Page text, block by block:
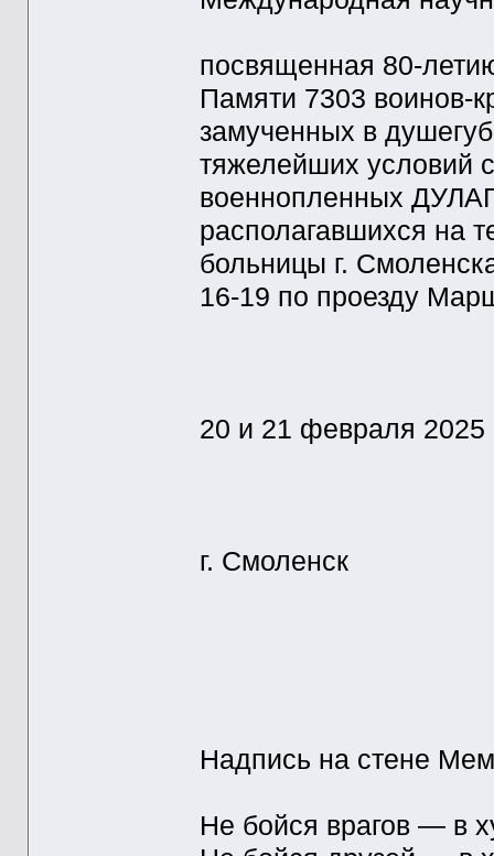
посвященная 80-
Памяти 7303 воинов-
замученных в
тяжелейших условий
военнопленных
располагавшихся на
больницы г.
16-19 по проезду
20 и 21 февраля 2025
г. Смоленск
Надпись на стене
Не бойся врагов — в